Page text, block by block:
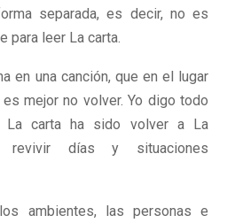
separada, es decir, no es
para leer La carta.
en una canción, que en el lugar
mejor no volver. Yo digo todo
La carta ha sido volver a La
revivir días y situaciones
ambientes, las personas e